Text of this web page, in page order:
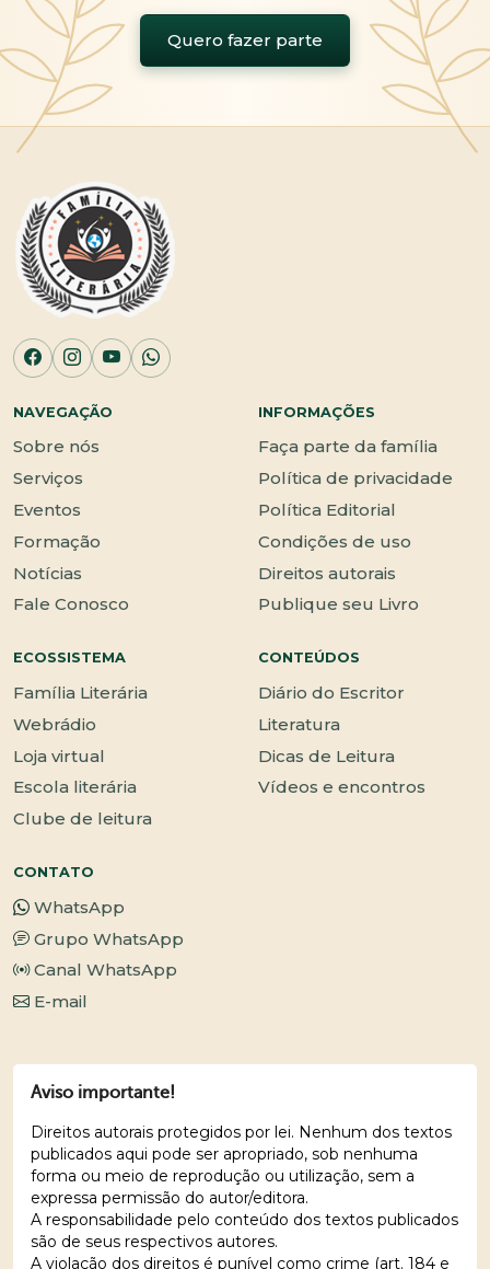
Quero fazer parte
NAVEGAÇÃO
Sobre nós
Serviços
Eventos
Formação
Notícias
Fale Conosco
INFORMAÇÕES
Faça parte da família
Política de privacidade
Política Editorial
Condições de uso
Direitos autorais
Publique seu Livro
ECOSSISTEMA
Família Literária
Webrádio
Loja virtual
Escola literária
Clube de leitura
CONTEÚDOS
Diário do Escritor
Literatura
Dicas de Leitura
Vídeos e encontros
CONTATO
WhatsApp
Grupo WhatsApp
Canal WhatsApp
E-mail
Aviso importante!
Direitos autorais protegidos por lei. Nenhum dos textos
publicados aqui pode ser apropriado, sob nenhuma
forma ou meio de reprodução ou utilização, sem a
expressa permissão do autor/editora.
A responsabilidade pelo conteúdo dos textos publicados
são de seus respectivos autores.
A violação dos direitos é punível como crime (art. 184 e